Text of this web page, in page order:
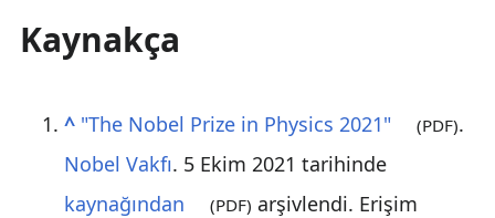
Kaynakça
^ "The Nobel Prize in Physics 2021" (PDF).
Nobel Vakfı. 5 Ekim 2021 tarihinde
kaynağından
(PDF) arşivlendi. Erişim